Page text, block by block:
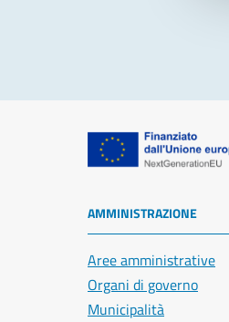
AMMINISTRAZIONE
Aree amministrative
Organi di governo
Municipalità